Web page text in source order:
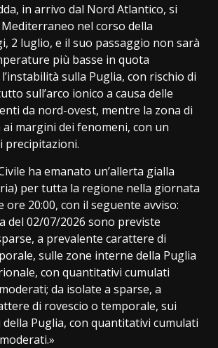
in arrivo dal Nord Atlantico, si
nel corso della
2 luglio, e il suo passaggio non sarà
più basse in quota
sulla Puglia, con rischio di
sull’arco ionico a causa delle
da nord-ovest, mentre la zona di
ai margini dei fenomeni, con un
precipitazioni.
ha emanato un’allerta gialla
per tutta la regione nella giornata
ore 20:00, con il seguente avviso:
del 02/07/2026 sono previste
a prevalente carattere di
sulle zone interne della Puglia
con quantitativi cumulati
da isolate a sparse, a
di rovescio o temporale, sui
Puglia, con quantitativi cumulati